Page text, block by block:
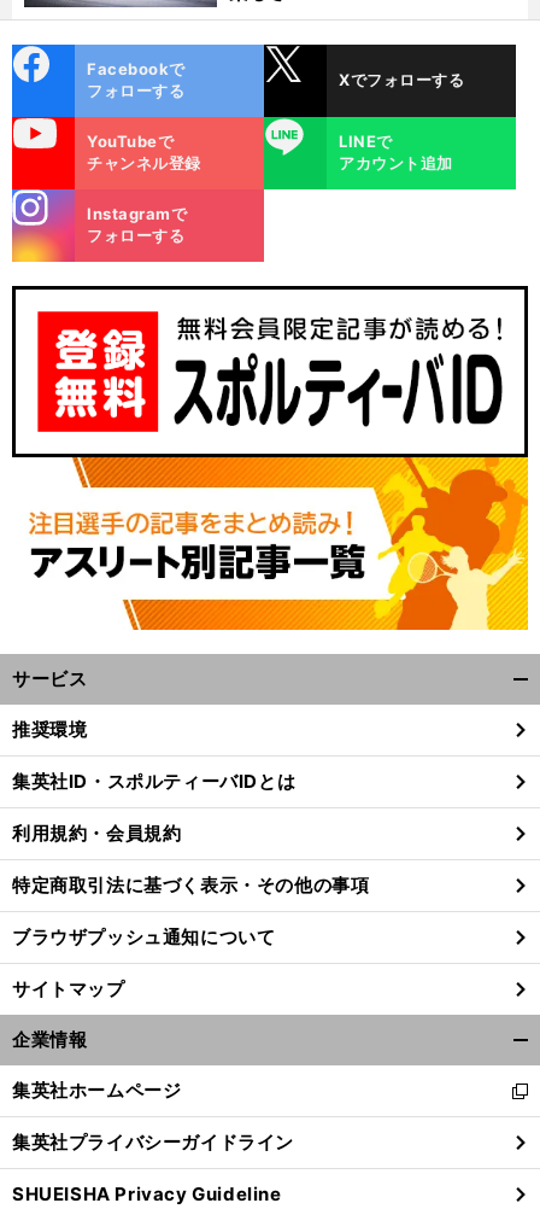
統
」
。
前
へ
ok
Facebookで
フォローする
Xでフォローする
YouTubeで
チャンネル登録
LINE
LINEで
アカウント追加
m
Instagramで
フォローする
サービス
閉
る
推奨環境
集英社ID・スポルティーバIDとは
利用規約・会員規約
特定商取引法に基づく表示・その他の事項
ブラウザプッシュ通知について
サイトマップ
企業情報
閉
る
集英社ホームページ
新
し
い
ウ
ィ
集英社プライバシーガイドライン
SHUEISHA Privacy Guideline